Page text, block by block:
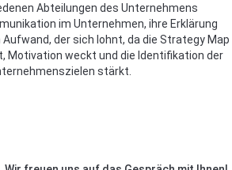
Abteilungen des Unternehmens
im Unternehmen, ihre Erklärung
der sich lohnt, da die Strategy Map
Motivation weckt und die Identifikation der
stärkt.